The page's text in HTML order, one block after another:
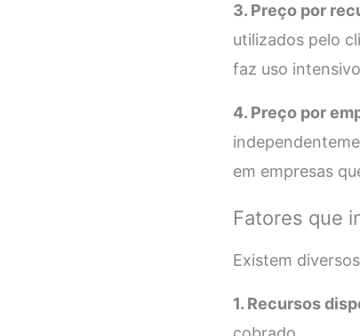
3. Preço por
utilizados pelo
faz uso
4. Preço por
em empresas
Fatores que
Existem
1. Recursos